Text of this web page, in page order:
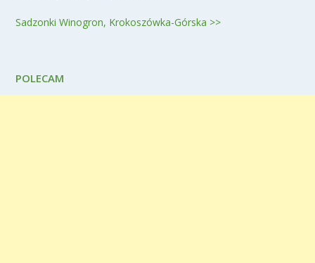
Sadzonki Winogron, Krokoszówka-Górska >>
POLECAM